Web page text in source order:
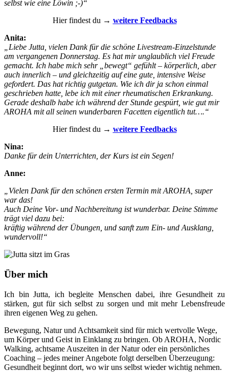
selbst wie eine Löwin ;-)“
Hier findest du → weitere Feedbacks
Anita:
„Liebe Jutta, vielen Dank für die schöne Livestream-Einzelstunde
am vergangenen Donnerstag. Es hat mir unglaublich viel Freude
gemacht. Ich habe mich sehr „bewegt“ gefühlt – körperlich, aber
auch innerlich – und gleichzeitig auf eine gute, intensive Weise
gefordert. Das hat richtig gutgetan. Wie ich dir ja schon einmal
geschrieben hatte, lebe ich mit einer rheumatischen Erkrankung.
Gerade deshalb habe ich während der Stunde gespürt, wie gut mir
AROHA mit all seinen wunderbaren Facetten eigentlich tut….“
Hier findest du → weitere Feedbacks
Nina:
Danke für dein Unterrichten, der Kurs ist ein Segen!
Anne:
„Vielen Dank für den schönen ersten Termin mit AROHA, super
war das!
Auch Deine Vor- und Nachbereitung ist wunderbar. Deine Stimme
trägt viel dazu bei:
kräftig während der Übungen, und sanft zum Ein- und Ausklang,
wundervoll!“
Über mich
Ich bin Jutta, ich begleite Menschen dabei, ihre Gesundheit zu
stärken, gut für sich selbst zu sorgen und mit mehr Lebensfreude
ihren eigenen Weg zu gehen.
Bewegung, Natur und Achtsamkeit sind für mich wertvolle Wege,
um Körper und Geist in Einklang zu bringen. Ob AROHA, Nordic
Walking, achtsame Auszeiten in der Natur oder ein persönliches
Coaching – jedes meiner Angebote folgt derselben Überzeugung:
Gesundheit beginnt dort, wo wir uns selbst wieder wichtig nehmen.